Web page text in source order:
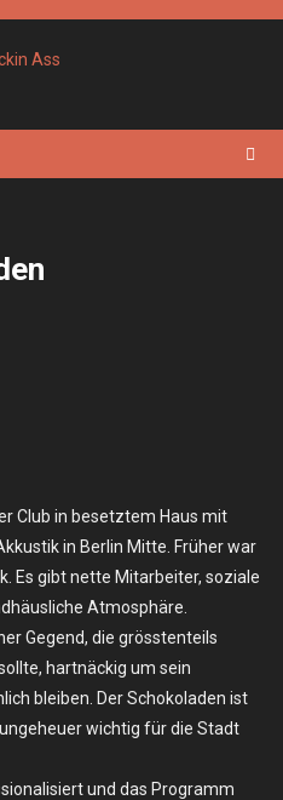
Club in besetztem Haus mit
in Berlin Mitte. Früher war
Es gibt nette Mitarbeiter, soziale
Atmosphäre.
Gegend, die grösstenteils
hartnäckig um sein
bleiben. Der Schokoladen ist
wichtig für die Stadt
und das Programm